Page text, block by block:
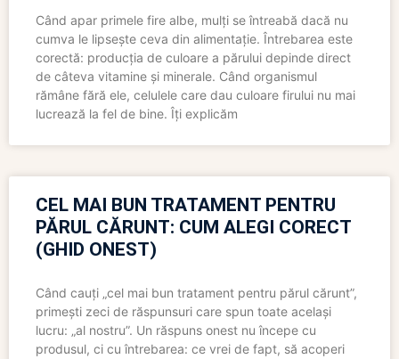
Când apar primele fire albe, mulți se întreabă dacă nu
cumva le lipsește ceva din alimentație. Întrebarea este
corectă: producția de culoare a părului depinde direct
de câteva vitamine și minerale. Când organismul
rămâne fără ele, celulele care dau culoare firului nu mai
lucrează la fel de bine. Îți explicăm
CEL MAI BUN TRATAMENT PENTRU
PĂRUL CĂRUNT: CUM ALEGI CORECT
(GHID ONEST)
Când cauți „cel mai bun tratament pentru părul cărunt”,
primești zeci de răspunsuri care spun toate același
lucru: „al nostru”. Un răspuns onest nu începe cu
produsul, ci cu întrebarea: ce vrei de fapt, să acoperi